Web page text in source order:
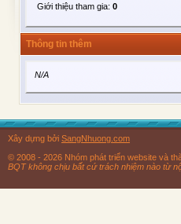
Giới thiệu tham gia: 0
Thông tin thêm
N/A
Xây dựng bởi SangNhuong.com
© 2008 - 2026 Nhóm phát triển website và
BQT không chịu bất cứ trách nhiệm nào từ